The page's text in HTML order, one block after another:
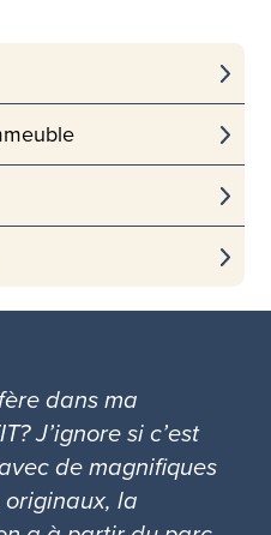
dans ma
J’ignore si c’est
de magnifiques
la